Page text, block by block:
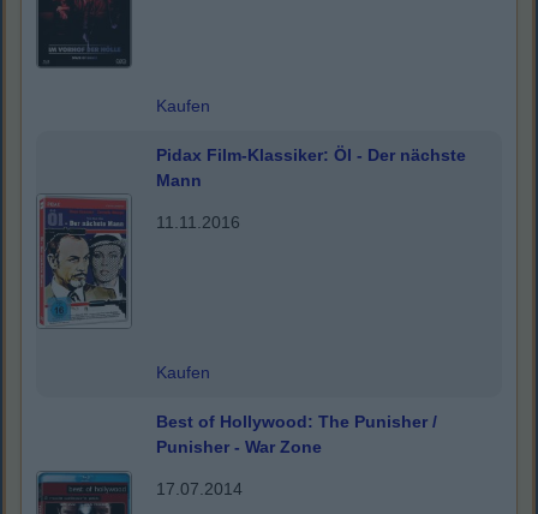
Kaufen
Pidax Film-Klassiker: Öl - Der nächste
Mann
11.11.2016
Kaufen
Best of Hollywood: The Punisher /
Punisher - War Zone
17.07.2014